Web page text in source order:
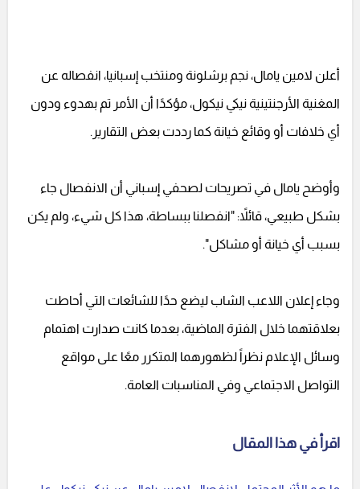
أعلن لامين يامال، نجم برشلونة ومنتخب إسبانيا، انفصاله عن
المغنية الأرجنتينية نيكي نيكول، مؤكدًا أن الأمر تم بهدوء ودون
أي خلافات أو وقائع خيانة كما رددت بعض التقارير.
وأوضح يامال في تصريحات لصحفي إسباني أن الانفصال جاء
بشكل طبيعي، قائلاً: "انفصلنا ببساطة، هذا كل شيء، ولم يكن
بسبب أي خيانة أو مشاكل".
وجاء إعلان اللاعب الشاب ليضع حدًا للشائعات التي أحاطت
بعلاقتهما خلال الفترة الماضية، بعدما كانت صدارت اهتمام
وسائل الإعلام نظراً لظهورهما المتكرر معًا على مواقع
التواصل الاجتماعي وفي المناسبات العامة.
اقرأ في هذا المقال